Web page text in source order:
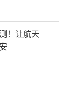
！让航天